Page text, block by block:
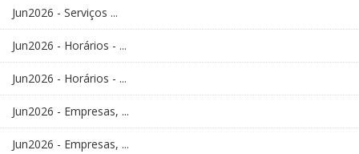
Jun2026 - Serviços ...
Jun2026 - Horários - ...
Jun2026 - Horários - ...
Jun2026 - Empresas, ...
Jun2026 - Empresas, ...